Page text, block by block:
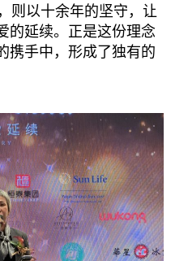
则以十余年的坚守，让
的延续。正是这份理念
携手中，形成了独有的